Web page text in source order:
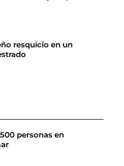
resquicio en un
personas en